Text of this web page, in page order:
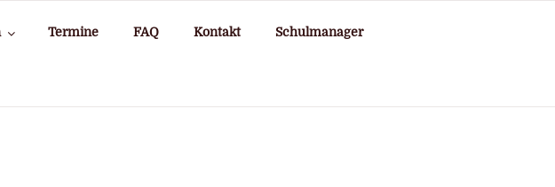
Termine FAQ Kontakt Schulmanager